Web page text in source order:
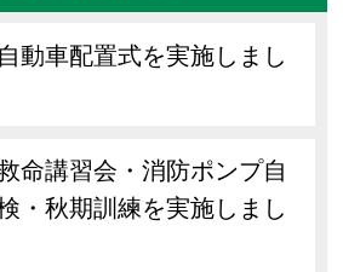
動車配置式を実施しまし
命講習会・消防ポンプ自
・秋期訓練を実施しまし